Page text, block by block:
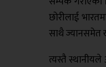
छोरीलाई
साथै ज्यानसमेत
त्यस्तै